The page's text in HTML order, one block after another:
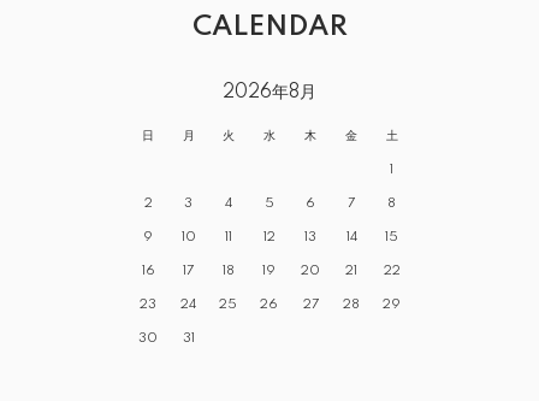
CALENDAR
2026年8月
日 月 火 水 木 金 土
1
2 3 4 5 6 7 8
9 10 11 12 13 14 15
16 17 18 19 20 21 22
23 24 25 26 27 28 29
30 31